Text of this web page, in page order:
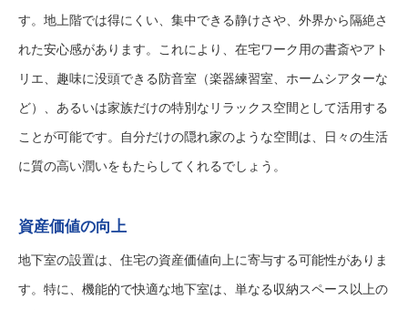
す。地上階では得にくい、集中できる静けさや、外界から隔絶さ
れた安心感があります。これにより、在宅ワーク用の書斎やアト
リエ、趣味に没頭できる防音室（楽器練習室、ホームシアターな
ど）、あるいは家族だけの特別なリラックス空間として活用する
ことが可能です。自分だけの隠れ家のような空間は、日々の生活
に質の高い潤いをもたらしてくれるでしょう。
資産価値の向上
地下室の設置は、住宅の資産価値向上に寄与する可能性がありま
す。特に、機能的で快適な地下室は、単なる収納スペース以上の